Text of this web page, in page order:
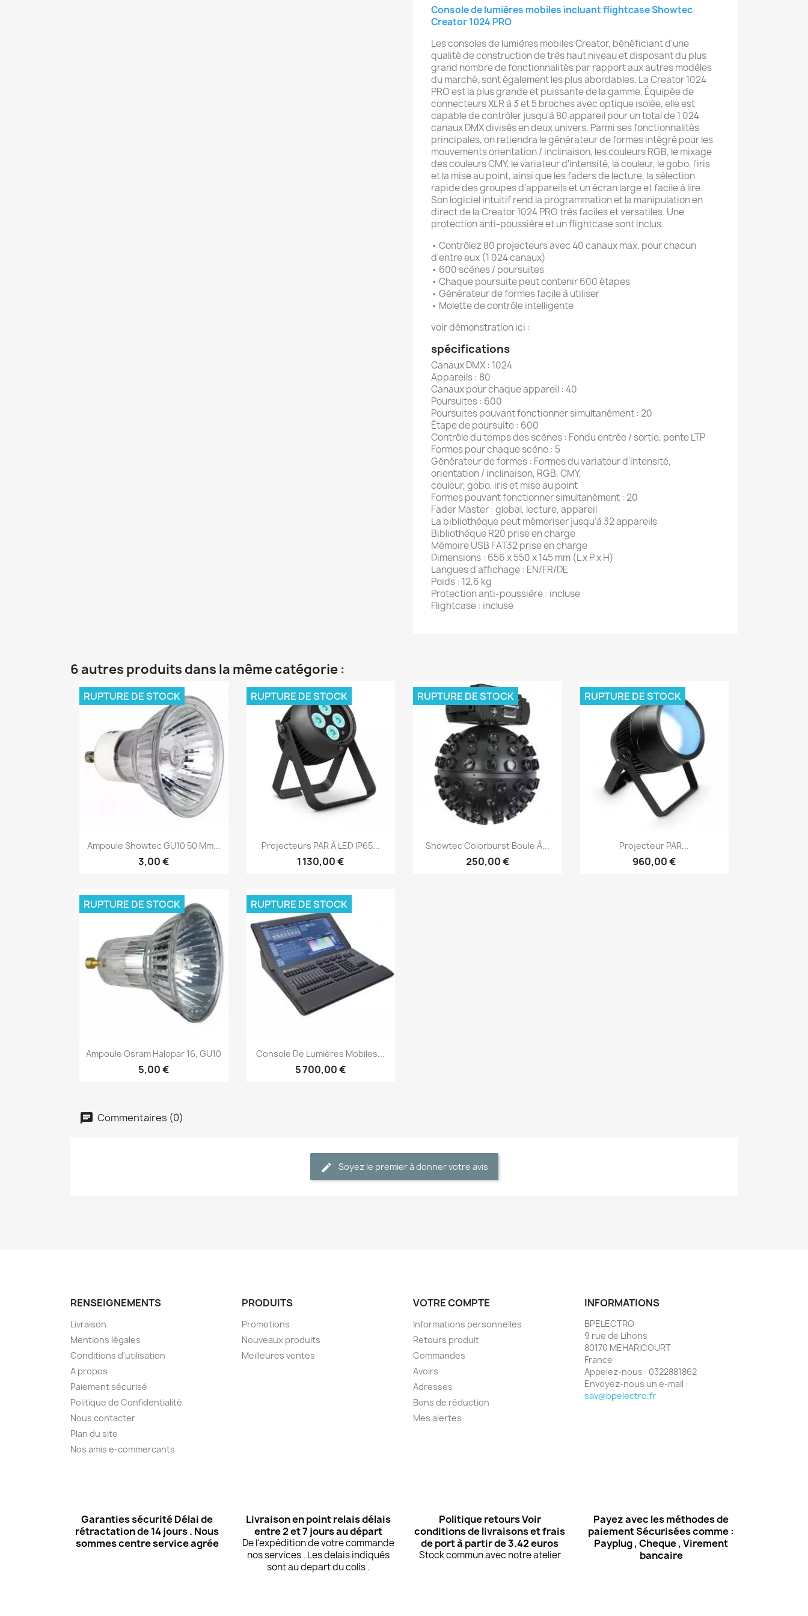
Console de lumières mobiles incluant flightcase Showtec
Creator 1024 PRO
Les consoles de lumières mobiles Creator, bénéficiant d'une
qualité de construction de très haut niveau et disposant du plus
grand nombre de fonctionnalités par rapport aux autres modèles
du marché, sont également les plus abordables. La Creator 1024
PRO est la plus grande et puissante de la gamme. Équipée de
connecteurs XLR à 3 et 5 broches avec optique isolée, elle est
capable de contrôler jusqu'à 80 appareil pour un total de 1 024
canaux DMX divisés en deux univers. Parmi ses fonctionnalités
principales, on retiendra le générateur de formes intégré pour les
mouvements orientation / inclinaison, les couleurs RGB, le mixage
des couleurs CMY, le variateur d'intensité, la couleur, le gobo, l'iris
et la mise au point, ainsi que les faders de lecture, la sélection
rapide des groupes d'appareils et un écran large et facile à lire.
Son logiciel intuitif rend la programmation et la manipulation en
direct de la Creator 1024 PRO très faciles et versatiles. Une
protection anti-poussière et un flightcase sont inclus.
• Contrôlez 80 projecteurs avec 40 canaux max. pour chacun
d'entre eux (1 024 canaux)
• 600 scènes / poursuites
• Chaque poursuite peut contenir 600 étapes
• Générateur de formes facile à utiliser
• Molette de contrôle intelligente
voir démonstration ici :
spécifications
Canaux DMX : 1024
Appareils : 80
Canaux pour chaque appareil : 40
Poursuites : 600
Poursuites pouvant fonctionner simultanément : 20
Étape de poursuite : 600
Contrôle du temps des scènes : Fondu entrée / sortie, pente LTP
Formes pour chaque scène : 5
Générateur de formes : Formes du variateur d'intensité,
orientation / inclinaison, RGB, CMY,
couleur, gobo, iris et mise au point
Formes pouvant fonctionner simultanément : 20
Fader Master : global, lecture, appareil
La bibliothèque peut mémoriser jusqu'à 32 appareils
Bibliothèque R20 prise en charge
Mémoire USB FAT32 prise en charge
Dimensions : 656 x 550 x 145 mm (L x P x H)
Langues d'affichage : EN/FR/DE
Poids : 12,6 kg
Protection anti-poussière : incluse
Flightcase : incluse
6 autres produits dans la même catégorie :
Aperçu rapide
Ampoule Showtec GU10 50 Mm...
3,00 €
RUPTURE DE STOCK
Aperçu rapide
Projecteurs PAR À LED IP65...
1 130,00 €
RUPTURE DE STOCK
Aperçu rapide
Showtec Colorburst Boule À...
250,00 €
RUPTURE DE STOCK
Aperçu rapide
Projecteur PAR...
960,00 €
RUPTURE DE STOCK
Aperçu rapide
Ampoule Osram Halopar 16, GU10
5,00 €
RUPTURE DE STOCK
Aperçu rapide
Console De Lumières Mobiles...
5 700,00 €
RUPTURE DE STOCK
Commentaires (0)
Soyez le premier à donner votre avis
RENSEIGNEMENTS
Livraison
Mentions légales
Conditions d'utilisation
A propos
Paiement sécurisé
Politique de Confidentialité
Nous contacter
Plan du site
Nos amis e-commercants
PRODUITS
Promotions
Nouveaux produits
Meilleures ventes
VOTRE COMPTE
Informations personnelles
Retours produit
Commandes
Avoirs
Adresses
Bons de réduction
Mes alertes
INFORMATIONS
BPELECTRO
9 rue de Lihons
80170 MEHARICOURT
France
Appelez-nous : 0322881862
Envoyez-nous un e-mail :
sav@bpelectro.fr
Garanties sécurité Délai de
rétractation de 14 jours . Nous
sommes centre service agrée
Livraison en point relais délais
entre 2 et 7 jours au départ
De l'expédition de votre commande
nos services . Les delais indiqués
sont au depart du colis .
Politique retours Voir
conditions de livraisons et frais
de port à partir de 3.42 euros
Stock commun avec notre atelier
Payez avec les méthodes de
paiement Sécurisées comme :
Payplug , Cheque , Virement
bancaire